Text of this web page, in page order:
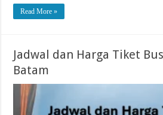
Read More »
Jadwal dan Harga Tiket
Batam